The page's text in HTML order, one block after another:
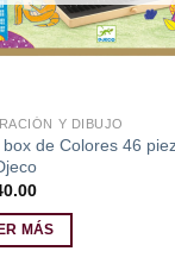
Y DIBUJO
de Colores 46
MÁS